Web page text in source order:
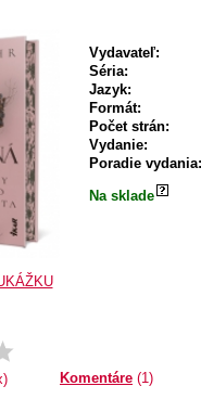
Vydavateľ:
Séria:
Jazyk:
Formát:
Počet strán:
Vydanie:
Poradie vydania:
Na sklade
Komentáre (1)